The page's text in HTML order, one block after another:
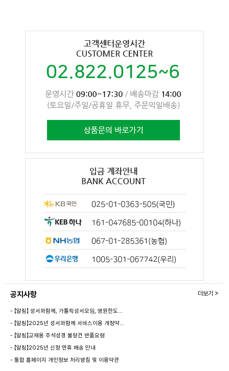
공지사항
- 【알림】 성서와함께, 가톨릭성서모임, 영원한도…
- 【알림】2025년 성서와함께 서비스이용 개정약…
- 【알림】교재용 주석성경 불량건 반품요령
- 【알림】2025년 신정 연휴 배송 안내
- 통합 홈페이지 개인정보 처리방침 및 이용약관
더보기 >